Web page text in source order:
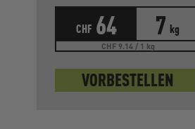
CHF 64 7 kg
CHF 9.14 / 1 kg
VORBESTELLEN